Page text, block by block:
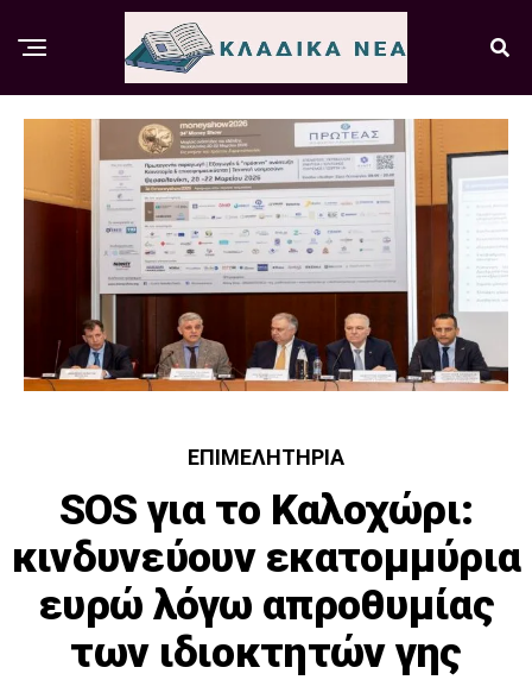
ΕΠΙΜΕΛΗΤΉΡΙΑ
SOS για το Καλοχώρι:
κινδυνεύουν εκατομμύρια
ευρώ λόγω απροθυμίας
των ιδιοκτητών γης